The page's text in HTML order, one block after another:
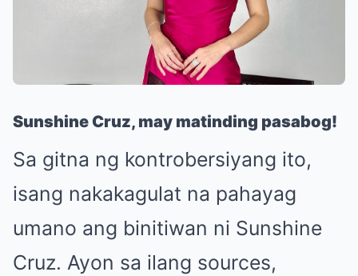
Sunshine Cruz, may matinding pasabog!
Sa gitna ng kontrobersiyang ito,
isang nakakagulat na pahayag
umano ang binitiwan ni Sunshine
Cruz. Ayon sa ilang sources,